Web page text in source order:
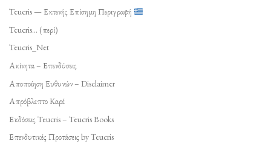
Teucris — Εκτενής Επίσημη Περιγραφή
Teucris… (περί)
Teucris_Net
Ακίνητα – Επενδύσεις
Αποποίηση Ευθυνών – Disclaimer
Απρόβλεπτο Καρέ
Εκδόσεις Teucris – Teucris Books
Επενδυτικές Προτάσεις by Teucris